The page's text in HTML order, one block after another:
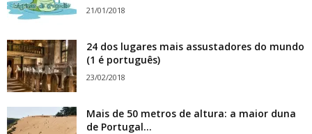
21/01/2018
24 dos lugares mais assustadores do mundo
(1 é português)
23/02/2018
Mais de 50 metros de altura: a maior duna
de Portugal...